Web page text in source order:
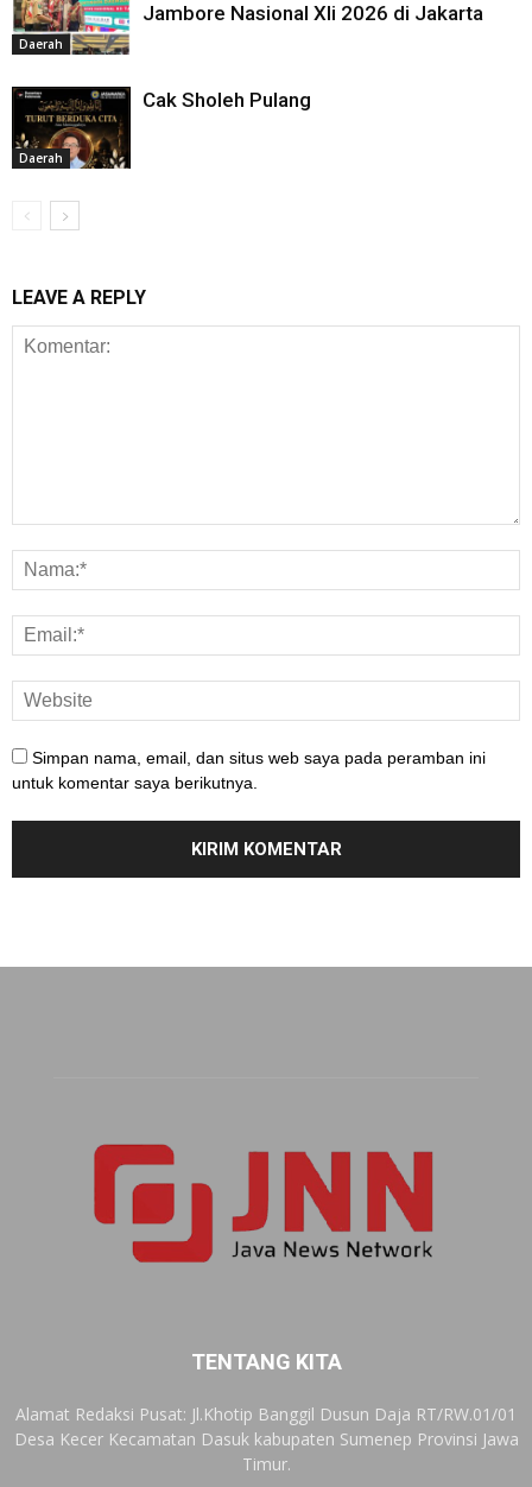
Daerah
Jambore Nasional XIi 2026 di Jakarta
Daerah
Cak Sholeh Pulang
LEAVE A REPLY
Simpan nama, email, dan situs web saya pada peramban ini
untuk komentar saya berikutnya.
TENTANG KITA
Alamat Redaksi Pusat: Jl.Khotip Banggil Dusun Daja RT/RW.01/01
Desa Kecer Kecamatan Dasuk kabupaten Sumenep Provinsi Jawa
Timur.